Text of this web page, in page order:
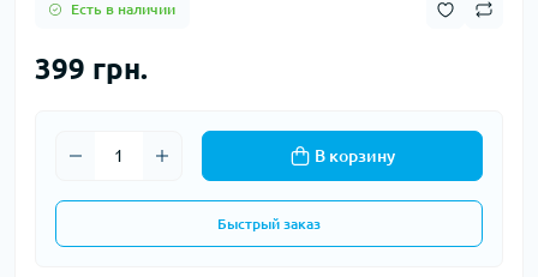
Есть в наличии
399 грн.
В корзину
Быстрый заказ